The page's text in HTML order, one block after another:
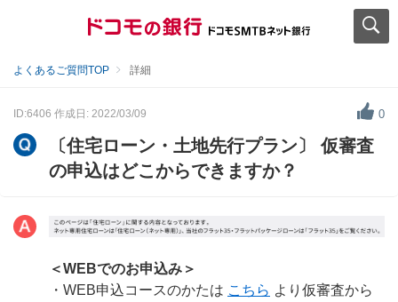
よくあるご質問TOP 詳細
ID:6406 作成日: 2022/03/09 0
〔住宅ローン・土地先行プラン〕 仮審査
の申込はどこからできますか？
＜WEBでのお申込み＞
・WEB申込コースのかたは こちら より仮審査から